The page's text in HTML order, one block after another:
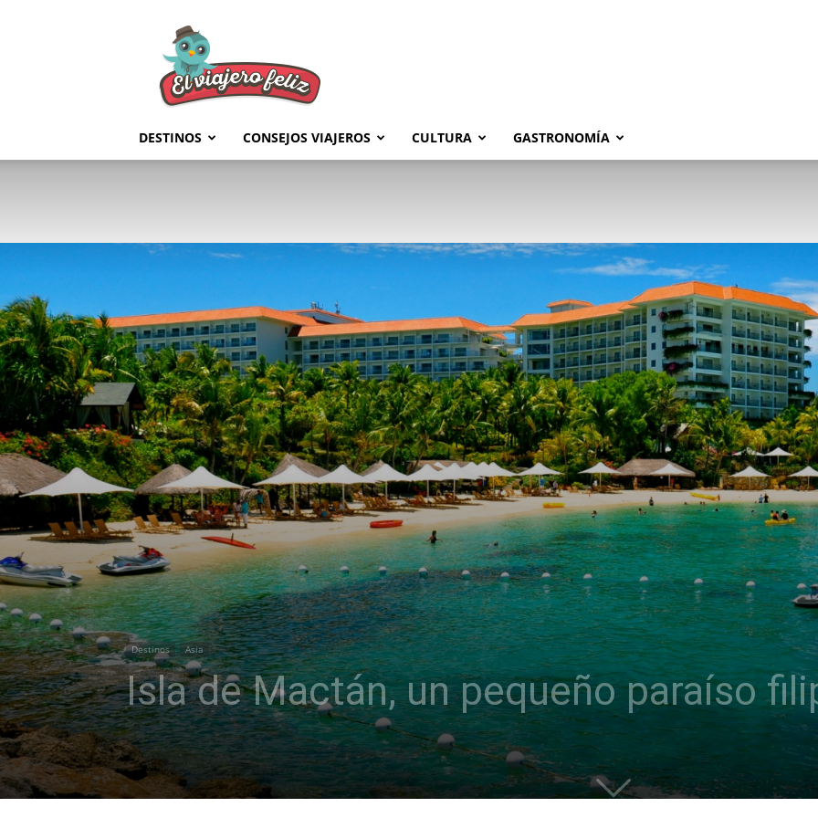
Feliz
DESTINOS CONSEJOS VIAJEROS CULTURA GASTRONOMÍA
Destinos Asia
Isla de Mactán, un pequeño paraíso